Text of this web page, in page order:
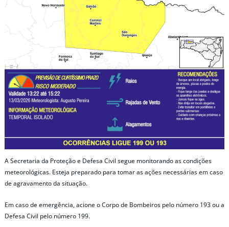
A Secretaria da Proteção e Defesa Civil segue monitorando as condições
meteorológicas. Esteja preparado para tomar as ações necessárias em caso
de agravamento da situação.
Em caso de emergência, acione o Corpo de Bombeiros pelo número 193 ou a
Defesa Civil pelo número 199.